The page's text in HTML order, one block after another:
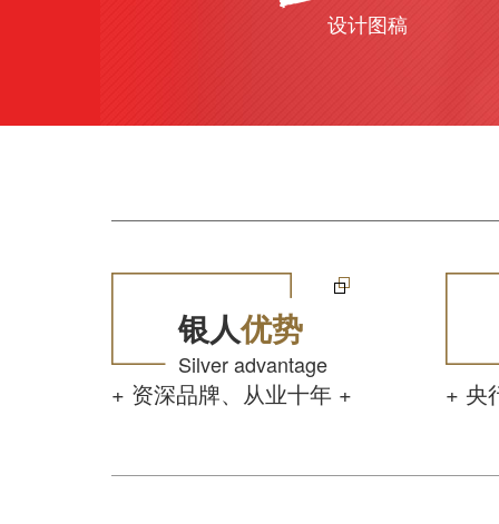
设计图稿
银人优势
Silver advantage
+ 资深品牌、从业十年 + + 央